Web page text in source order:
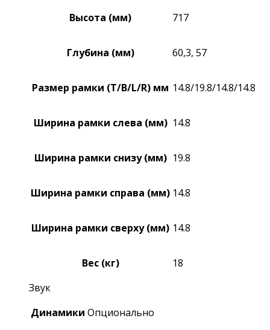
Высота (мм) 717
Глубина (мм) 60,3, 57
Размер рамки (T/B/L/R) мм 14.8/19.8/14.8/14.8
Ширина рамки слева (мм) 14.8
Ширина рамки снизу (мм) 19.8
Ширина рамки справа (мм) 14.8
Ширина рамки сверху (мм) 14.8
Вес (кг)
18
Звук
Динамики Опционально